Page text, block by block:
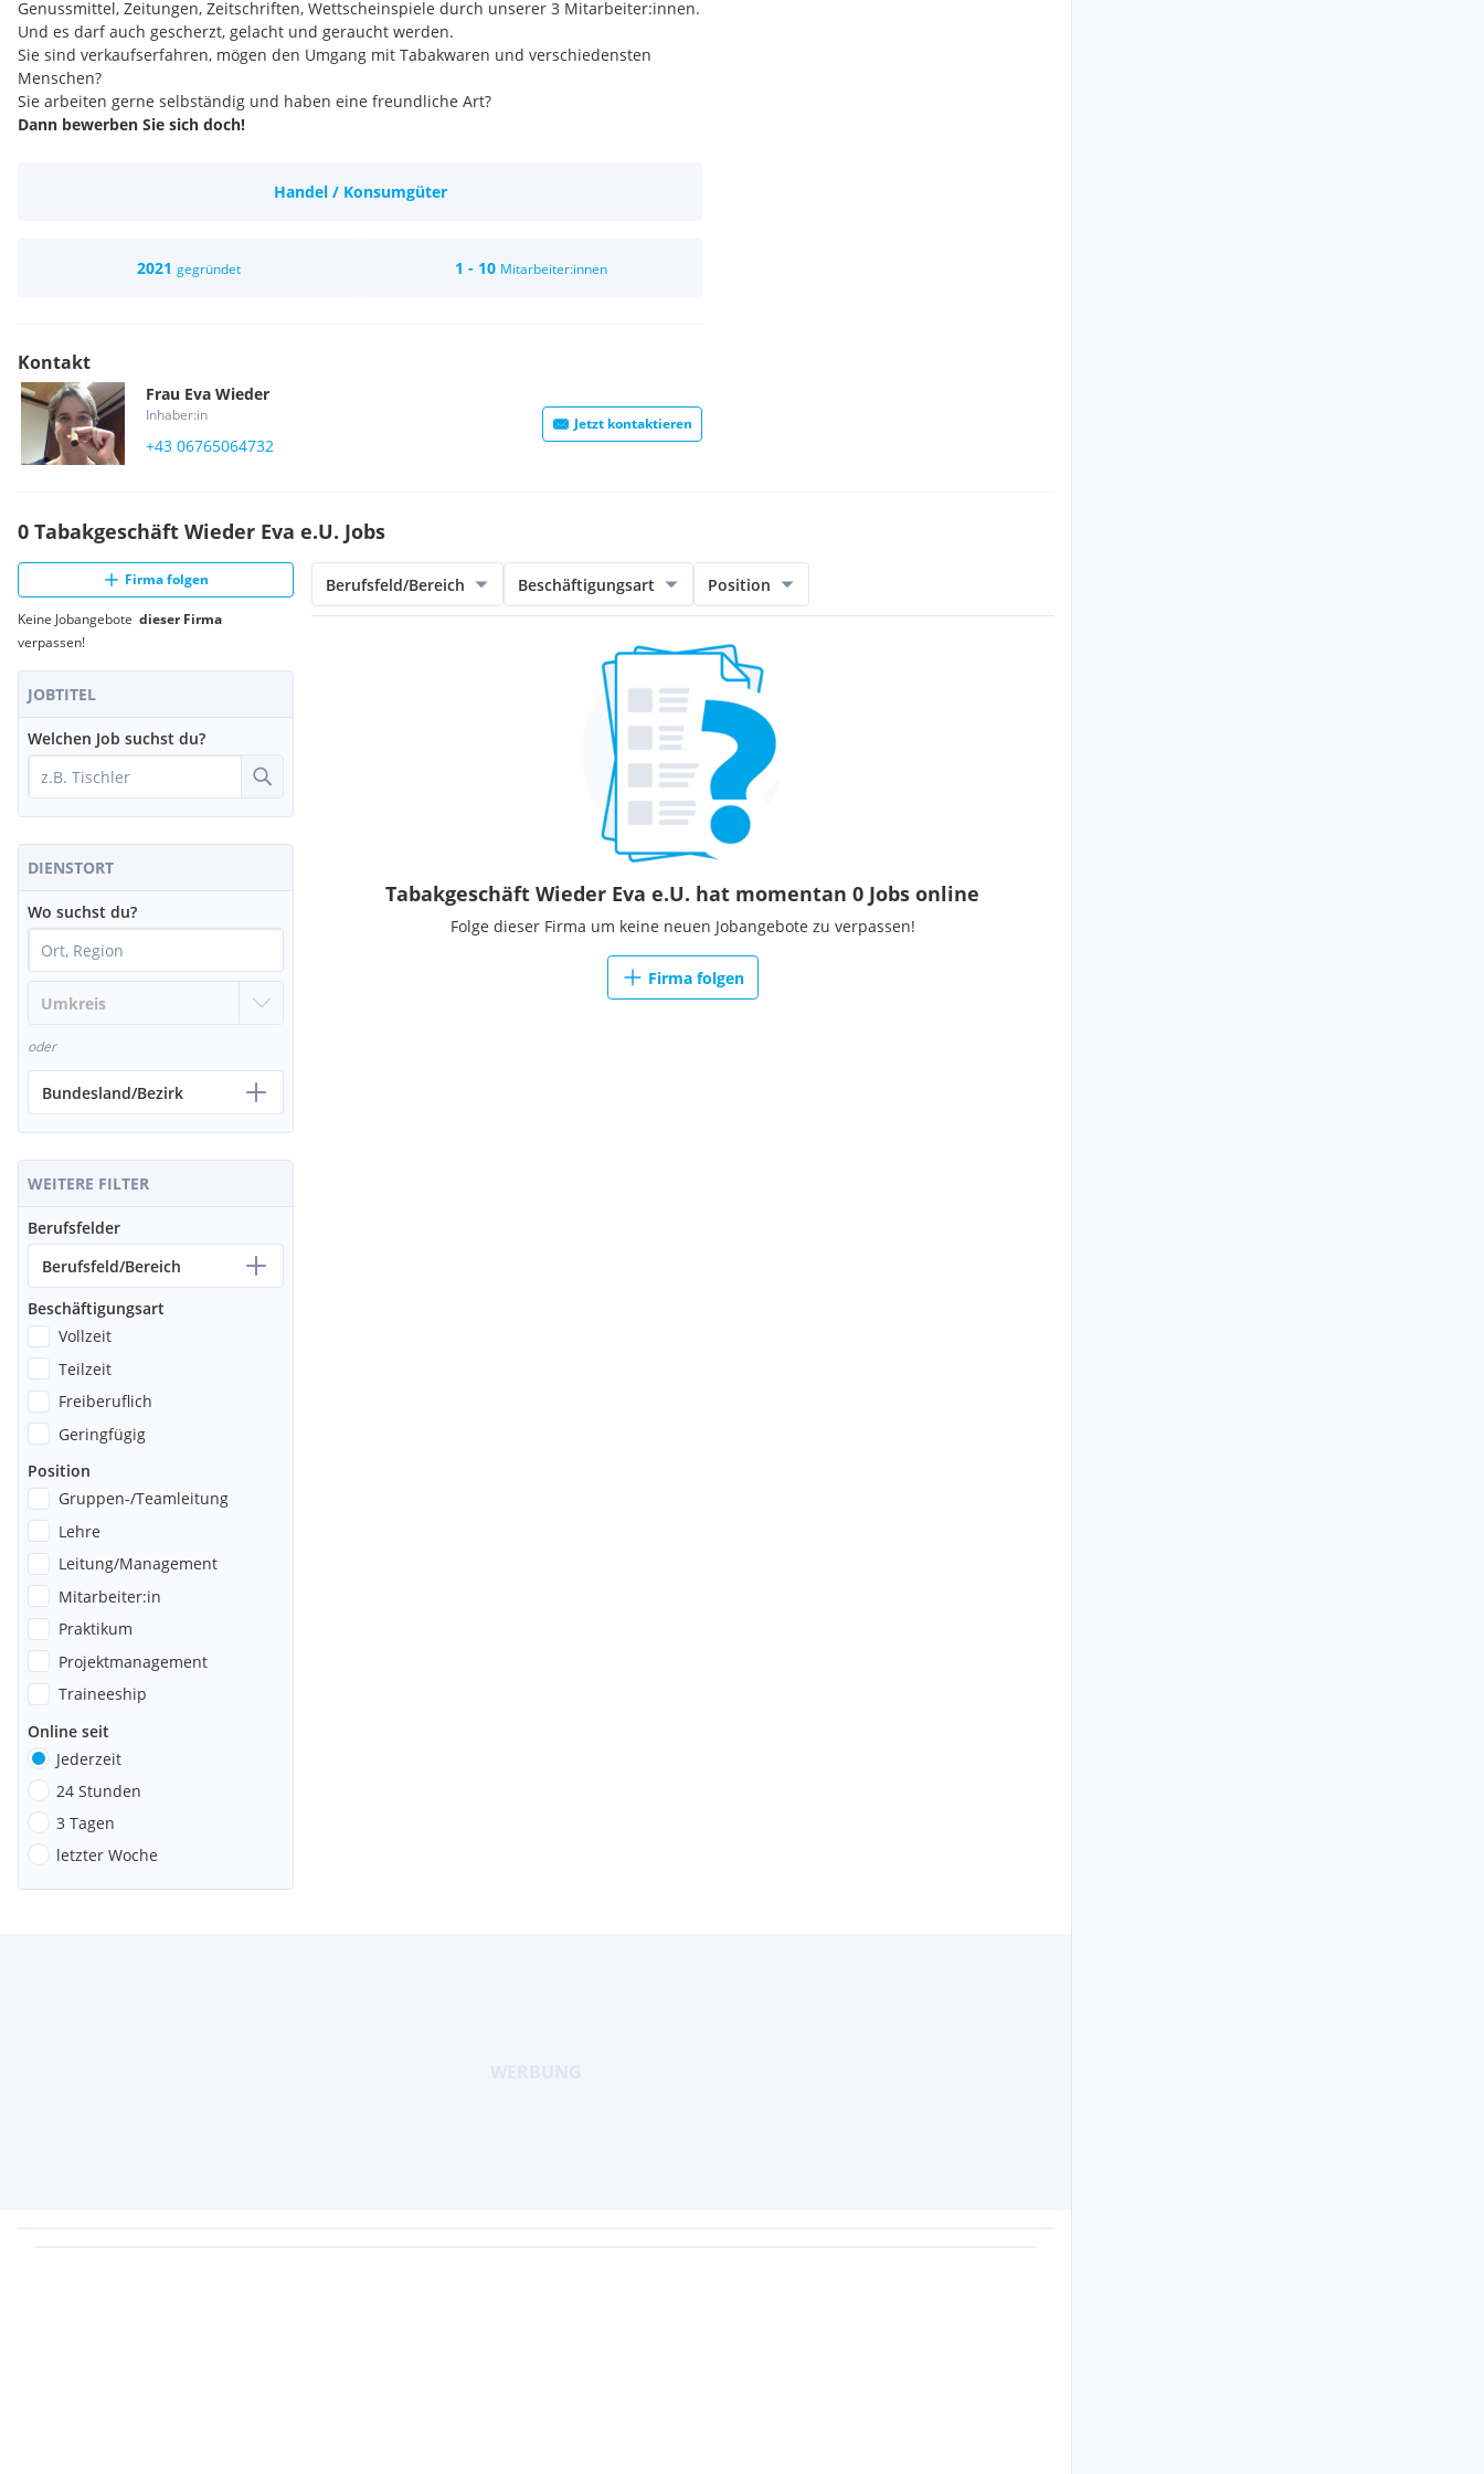
Genussmittel, Zeitungen, Zeitschriften, Wettscheinspiele durch unserer 3 Mitarbeiter:innen.
Und es darf auch gescherzt, gelacht und geraucht werden.
Sie sind verkaufserfahren, mögen den Umgang mit Tabakwaren und verschiedensten
Menschen?
Sie arbeiten gerne selbständig und haben eine freundliche Art?
Dann bewerben Sie sich doch!
Wettscheinspiele wie Lotto/Toto/Tipp3
DIE BRANCHENERFAHRUNG AUS
QUEREINSTEIGER AUS DER GASTRONOMIE SOWIE
RAUCHERSIND HERZLICH WILLKOMMEN!
Handel / Konsumgüter
2021 gegründet 1 - 10 Mitarbeiter:innen
Kontakt
Frau Eva Wieder
Inhaber:in
+43 06765064732
Jetzt kontaktieren
0 Tabakgeschäft Wieder Eva e.U. Jobs
Firma folgen
Keine Jobangebote dieser Firma
verpassen!
JOBTITEL
Welchen Job suchst du?
DIENSTORT
Wo suchst du?
oder
Bundesland/Bezirk
WEITERE FILTER
Berufsfelder
Berufsfeld/Bereich
Beschäftigungsart
Vollzeit
Teilzeit
Freiberuflich
Geringfügig
Position
Gruppen-/Teamleitung
Lehre
Leitung/Management
Mitarbeiter:in
Praktikum
Projektmanagement
Traineeship
Online seit
Jederzeit
24 Stunden
3 Tagen
letzter Woche
Berufsfeld/Bereich Beschäftigungsart Position
Tabakgeschäft Wieder Eva e.U. hat momentan 0 Jobs online
Folge dieser Firma um keine neuen Jobangebote zu verpassen!
Firma folgen